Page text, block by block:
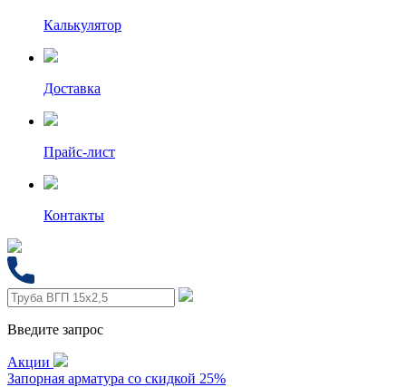
Калькулятор
Доставка
Прайс-лист
Контакты
Введите запрос
Акции
Запорная арматура со скидкой 25%